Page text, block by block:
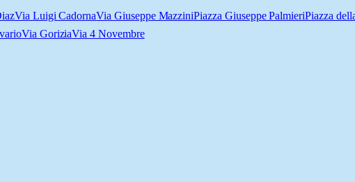
Via Luigi CadornaVia Giuseppe MazziniPiazza Giuseppe PalmieriPiazza
Via GoriziaVia 4 Novembre